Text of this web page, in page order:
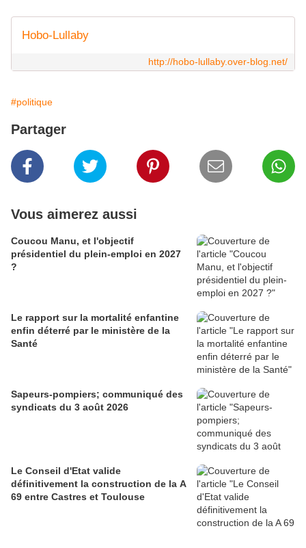
Hobo-Lullaby
http://hobo-lullaby.over-blog.net/
#politique
Partager
Vous aimerez aussi
Coucou Manu, et l'objectif
présidentiel du plein-emploi en 2027
?
Le rapport sur la mortalité enfantine
enfin déterré par le ministère de la
Santé
Sapeurs-pompiers; communiqué des
syndicats du 3 août 2026
Le Conseil d'Etat valide
définitivement la construction de la A
69 entre Castres et Toulouse